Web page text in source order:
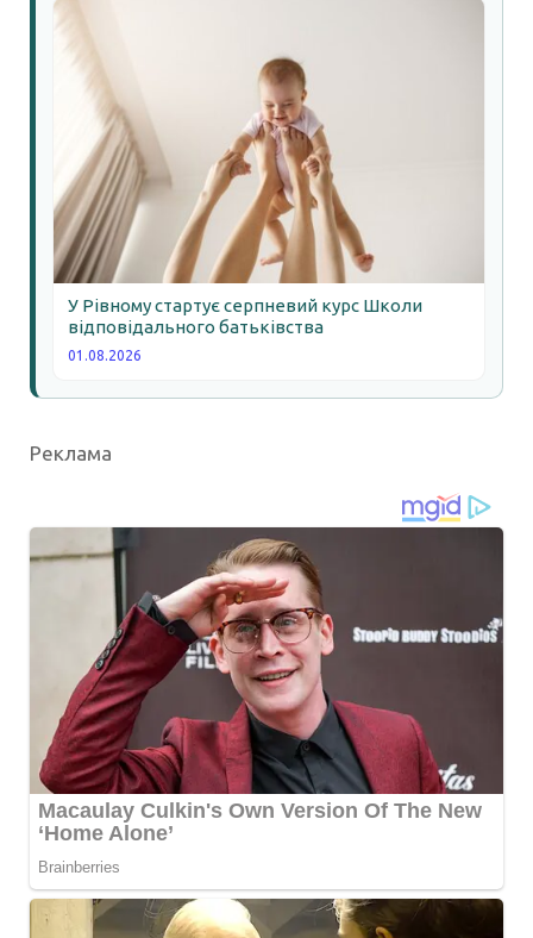
У Рівному стартує серпневий курс Школи
відповідального батьківства
01.08.2026
Реклама